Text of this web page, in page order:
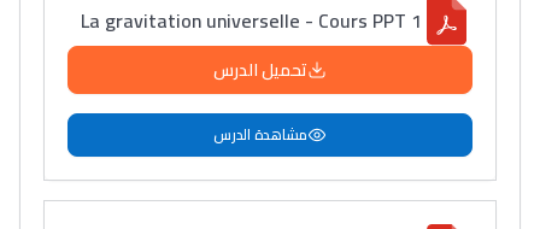
La gravitation universelle - Cours PPT 1
تحميل الدرس
مشاهدة الدرس